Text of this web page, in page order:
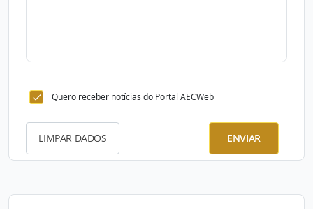
Quero receber notícias do Portal AECWeb
LIMPAR DADOS ENVIAR